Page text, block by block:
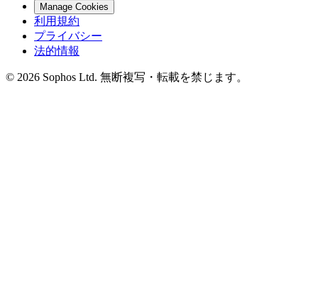
Manage Cookies
利用規約
プライバシー
法的情報
© 2026 Sophos Ltd. 無断複写・転載を禁じます。